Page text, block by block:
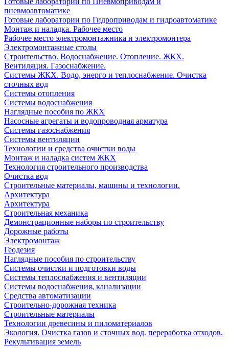
пневмоавтоматике
Готовые лаборатории по Гидроприводам и гидроавтоматике
Монтаж и наладка. Рабочее место
Рабочее место электромонтажника и электромонтера
Электромонтажные столы
Строительство. Водоснабжение. Отопление. ЖКХ.
Вентиляция. Газоснабжение.
Системы ЖКХ. Водо, энерго и теплоснабжение. Очистка
сточных вод
Системы отопления
Системы водоснабжения
Наглядные пособия по ЖКХ
Насосные агрегаты и водопроводная арматура
Системы газоснабжения
Системы вентиляции
Технологии и средства очистки воды
Монтаж и наладка систем ЖКХ
Технология строительного производства
Очистка вод
Строительные материалы, машины и технологии.
Архитектура
Архитектура
Cтроительная механика
Демонстрационные наборы по строительству
Дорожные работы
Электромонтаж
Геодезия
Наглядные пособия по строительству
Системы очистки и подготовки воды
Системы теплоснабжения и вентиляции
Системы водоснабжения, канализации
Средства автоматизации
Строительно-дорожная техника
Строительные материалы
Технологии древесины и пиломатериалов
Экология. Очистка газов и сточных вод. переработка отходов.
Рекультивация земель